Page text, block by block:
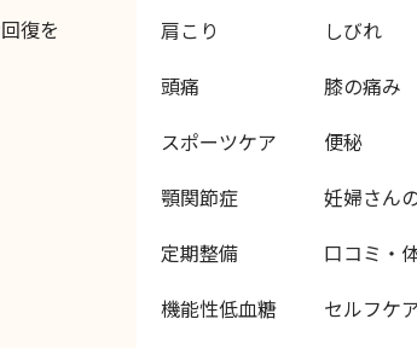
復を
肩こり
しびれ
頭痛
膝の痛み
スポーツケア
便秘
顎関節症
妊婦さん
定期整備
口コミ・
機能性低血糖
セルフケ